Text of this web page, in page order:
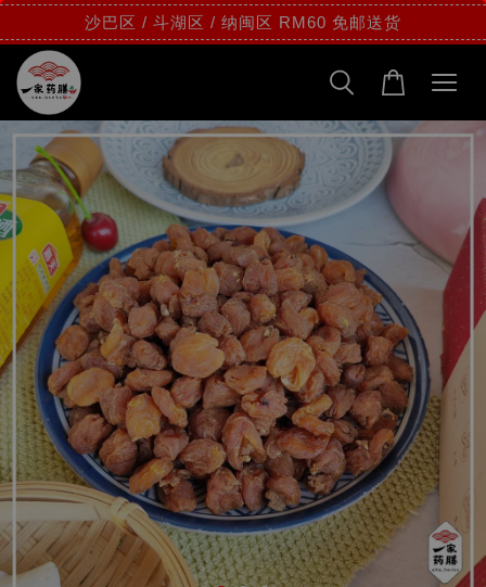
沙巴区 / 斗湖区 / 纳闽区 RM60 免邮送货